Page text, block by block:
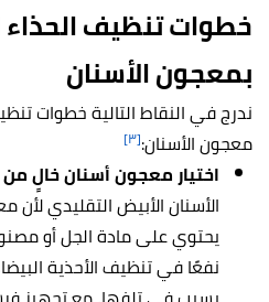
خطوات تنظيف
بمعجون الأسنان
ندرج في النقاط التالية خطوات
معجون الأسنان:[٣]
اختيار معجون أسنان خالٍ
الأسنان الأبيض التقليدي لأن
يحتوي على مادة الجل أو
نفعًا في تنظيف الأحذية